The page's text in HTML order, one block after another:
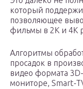
который
позволяющее
фильмы в 2К и 4К
Алгоритмы
просадок в
видео формата
мониторе, Smart-